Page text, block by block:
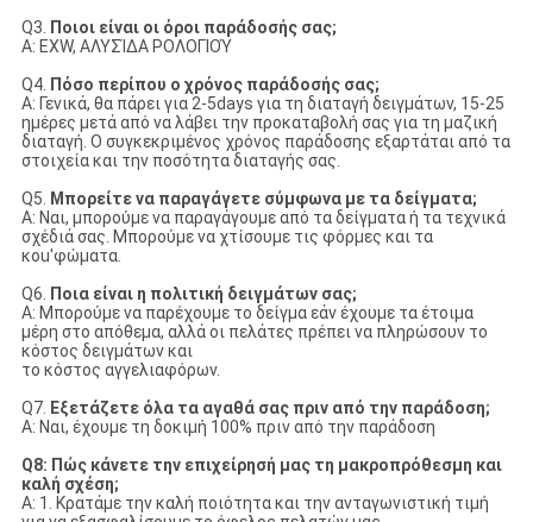
Q3.
Ποιοι είναι οι όροι παράδοσής σας;
Α: EXW, ΑΛΥΣΊΔΑ ΡΟΛΟΓΙΟΎ
Q4. Πόσο περίπου ο χρόνος παράδοσής σας;
Α: Γενικά, θα πάρει για 2-5days για τη διαταγή δειγμάτων, 15-25
ημέρες μετά από να λάβει την προκαταβολή σας για τη μαζική
διαταγή. Ο συγκεκριμένος χρόνος παράδοσης εξαρτάται από τα
στοιχεία και την ποσότητα διαταγής σας.
Q5.
Μπορείτε να παραγάγετε σύμφωνα με τα δείγματα;
Α: Ναι, μπορούμε να παραγάγουμε από τα δείγματα ή τα τεχνικά
σχέδιά σας. Μπορούμε να χτίσουμε τις φόρμες και τα
κοu'φώματα.
Q6.
Ποια είναι η πολιτική δειγμάτων σας;
Α: Μπορούμε να παρέχουμε το δείγμα εάν έχουμε τα έτοιμα
μέρη στο απόθεμα, αλλά οι πελάτες πρέπει να πληρώσουν το
κόστος δειγμάτων και
το κόστος αγγελιαφόρων.
Q7. Εξετάζετε όλα τα αγαθά σας πριν από την παράδοση;
Α: Ναι, έχουμε τη δοκιμή 100% πριν από την παράδοση
Q8: Πώς κάνετε την επιχείρησή μας τη μακροπρόθεσμη και
καλή σχέση;
Α: 1. Κρατάμε την καλή ποιότητα και την ανταγωνιστική τιμή